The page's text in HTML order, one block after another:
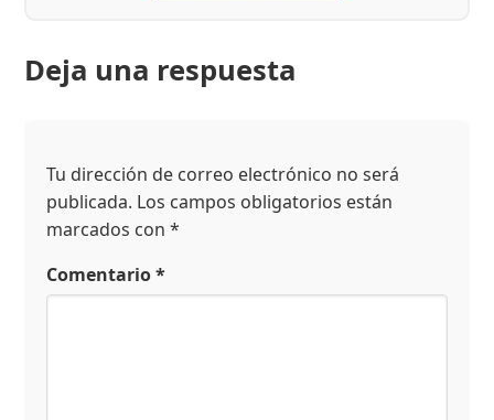
Deja una respuesta
Tu dirección de correo electrónico no será
publicada. Los campos obligatorios están
marcados con*
Comentario*